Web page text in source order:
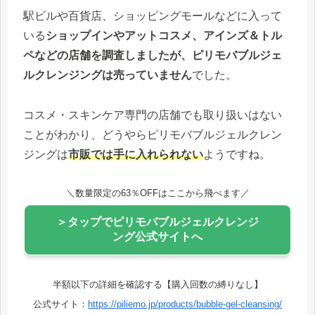
駅ビルや百貨店、ショッピングモールなどに入って
いるショップインやアットコスメ、アインズ＆トル
ペなどの店舗を調査しましたが、ピリモバブルジェ
ルクレンジングは売っていませんでした。
コスメ・スキンケア専門の店舗でも取り扱いはない
ことがわかり、どうやらピリモバブルジェルクレン
ジングは市販では手に入れられないようですね。
＼数量限定の63％OFFはここから飛べます／
＞タップでピリモバブルジェルクレンジ
ング公式サイトへ
半額以下の詳細を確認する【購入回数の縛りなし】
公式サイト： https://piliemo.jp/products/bubble-gel-cleansing/